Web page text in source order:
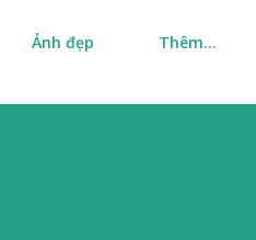
Ảnh đẹp Thêm…